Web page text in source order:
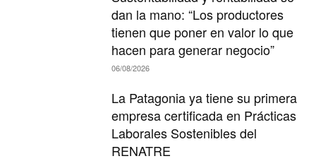
dan la mano: “Los productores
tienen que poner en valor lo que
hacen para generar negocio”
06/08/2026
La Patagonia ya tiene su primera
empresa certificada en Prácticas
Laborales Sostenibles del
RENATRE